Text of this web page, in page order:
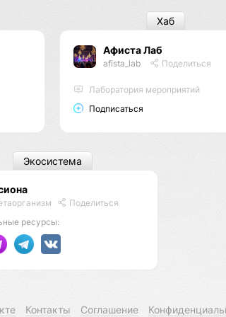
Афиста Лаб
afista_lab Поделиться
Лаборатория мероприятий
Подписаться
Хаб
Поделиться
ресурсы:
Экосистема
Контакты Соглашение